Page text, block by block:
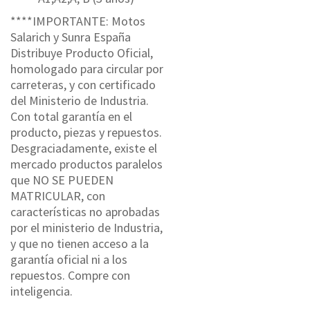
****IMPORTANTE: Motos
Salarich y Sunra España
Distribuye Producto Oficial,
homologado para circular por
carreteras, y con certificado
del Ministerio de Industria.
Con total garantía en el
producto, piezas y repuestos.
Desgraciadamente, existe el
mercado productos paralelos
que NO SE PUEDEN
MATRICULAR, con
características no aprobadas
por el ministerio de Industria,
y que no tienen acceso a la
garantía oficial ni a los
repuestos. Compre con
inteligencia.